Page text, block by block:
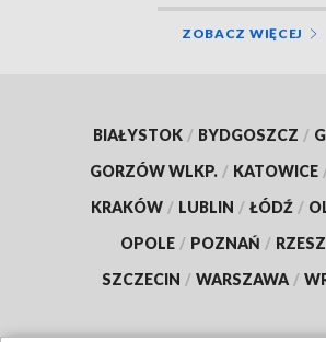
ZOBACZ WIĘCEJ
BIAŁYSTOK / BYDGOSZCZ /
GORZÓW WLKP. / KATOWICE
KRAKÓW / LUBLIN / ŁÓDŹ /
OPOLE / POZNAŃ /
SZCZECIN / WARSZAWA /